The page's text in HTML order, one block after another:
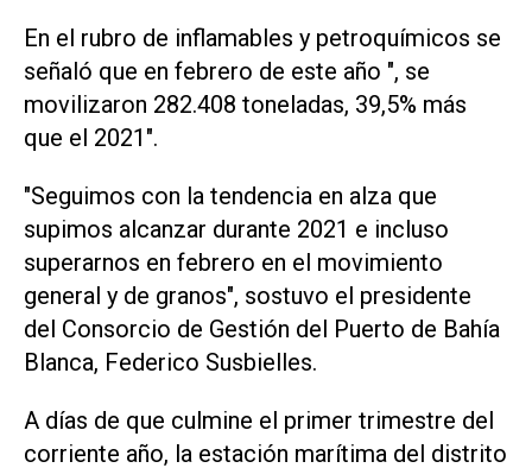
En el rubro de inflamables y petroquímicos se
señaló que en febrero de este año ", se
movilizaron 282.408 toneladas, 39,5% más
que el 2021".
"Seguimos con la tendencia en alza que
supimos alcanzar durante 2021 e incluso
superarnos en febrero en el movimiento
general y de granos", sostuvo el presidente
del Consorcio de Gestión del Puerto de Bahía
Blanca, Federico Susbielles.
A días de que culmine el primer trimestre del
corriente año, la estación marítima del distrito